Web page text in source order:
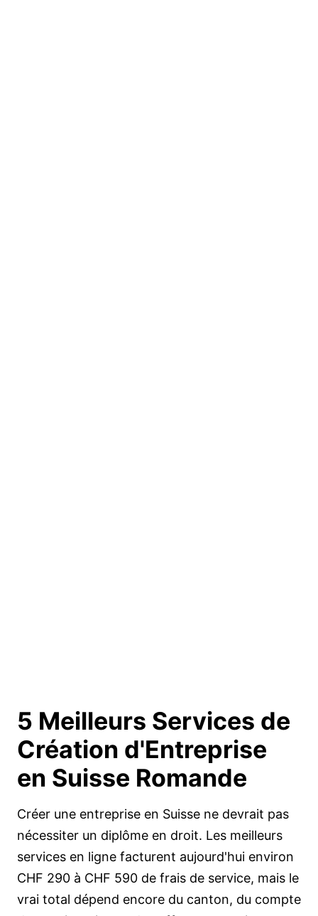
5 Meilleurs Services de
Création d'Entreprise
en Suisse Romande
Créer une entreprise en Suisse ne devrait pas
nécessiter un diplôme en droit. Les meilleurs
services en ligne facturent aujourd'hui environ
CHF 290 à CHF 590 de frais de service, mais le
vrai total dépend encore du canton, du compte